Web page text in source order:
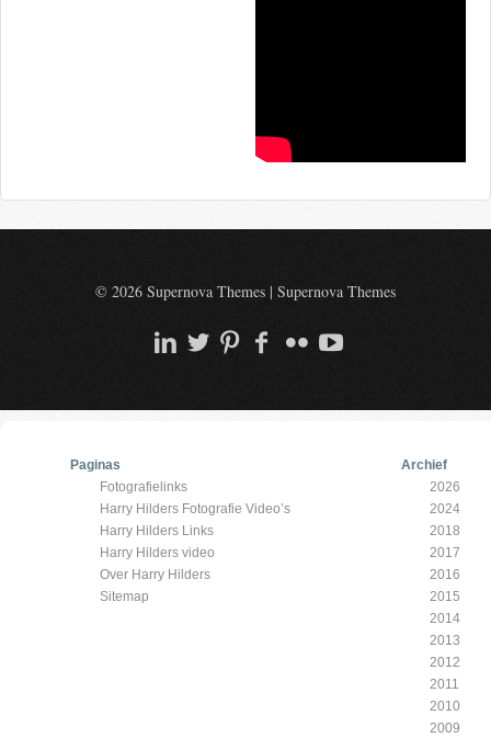
© 2026 Supernova Themes | Supernova Themes
Paginas
Fotografielinks
Harry Hilders Fotografie Video’s
Harry Hilders Links
Harry Hilders video
Over Harry Hilders
Sitemap
Archief
2026
2024
2018
2017
2016
2015
2014
2013
2012
2011
2010
2009